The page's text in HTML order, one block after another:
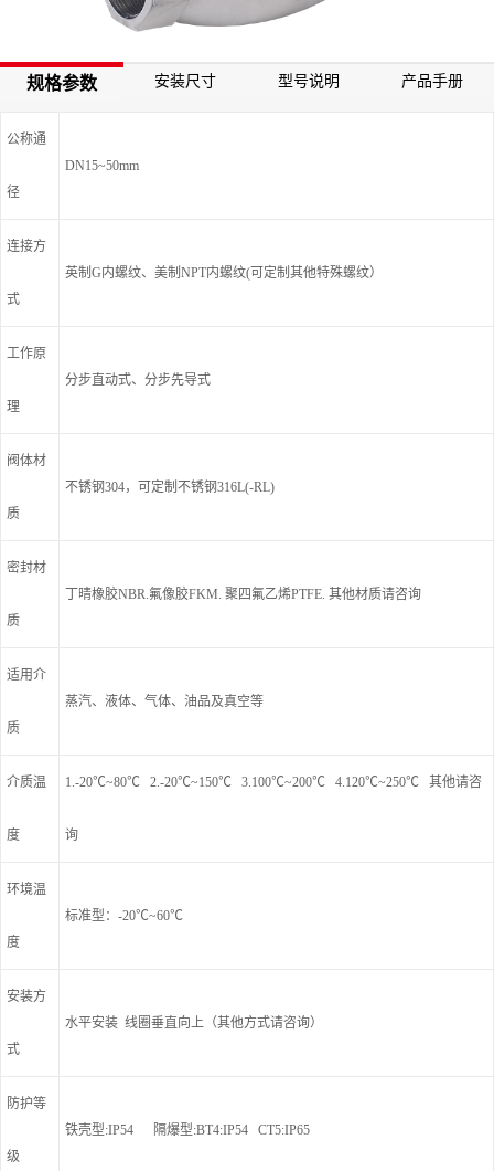
规格参数 安装尺寸 型号说明 产品手册
公称通
径
DN15~50mm
连接方
式
英制G内螺纹、美制NPT内螺纹(可定制其他特殊螺纹）
工作原
理
分步直动式、分步先导式
阀体材
质
不锈钢304，可定制不锈钢316L(-RL)
密封材
质
丁晴橡胶NBR.氟像胶FKM. 聚四氟乙烯PTFE. 其他材质请咨询
适用介
质
蒸汽、液体、气体、油品及真空等
介质温
度
1.-20℃~80℃ 2.-20℃~150℃ 3.100℃~200℃ 4.120℃~250℃ 其他请咨
询
环境温
度
标准型：-20℃~60℃
安装方
式
水平安装 线圈垂直向上（其他方式请咨询）
防护等
级
铁壳型:IP54 隔爆型:BT4:IP54 CT5:IP65